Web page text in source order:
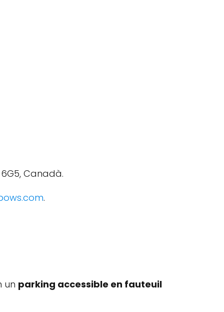
Canadà.
.
un parking accessible en fauteuil